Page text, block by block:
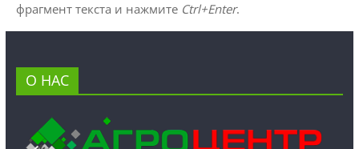
фрагмент текста и нажмите Ctrl+Enter.
О НАС